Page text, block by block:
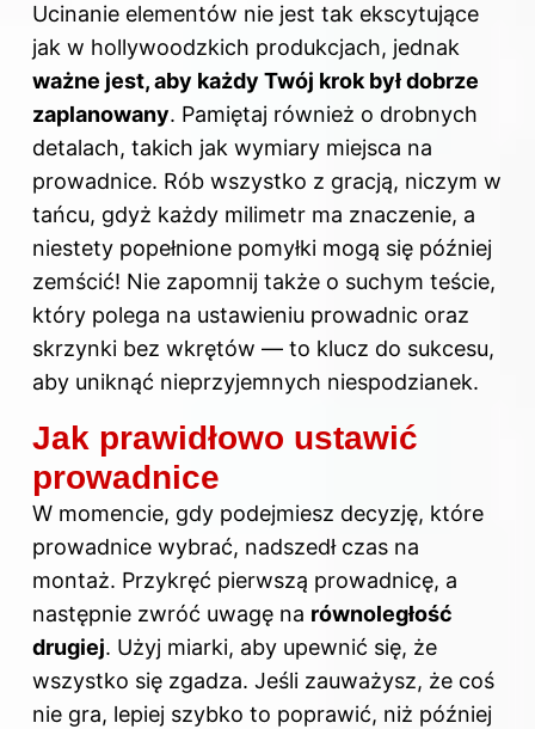
Ucinanie elementów nie jest tak ekscytujące
jak w hollywoodzkich produkcjach, jednak
ważne jest, aby każdy Twój krok był dobrze
zaplanowany. Pamiętaj również o drobnych
detalach, takich jak wymiary miejsca na
prowadnice. Rób wszystko z gracją, niczym w
tańcu, gdyż każdy milimetr ma znaczenie, a
niestety popełnione pomyłki mogą się później
zemścić! Nie zapomnij także o suchym teście,
który polega na ustawieniu prowadnic oraz
skrzynki bez wkrętów — to klucz do sukcesu,
aby uniknąć nieprzyjemnych niespodzianek.
Jak prawidłowo ustawić
prowadnice
W momencie, gdy podejmiesz decyzję, które
prowadnice wybrać, nadszedł czas na
montaż. Przykręć pierwszą prowadnicę, a
następnie zwróć uwagę na równoległość
drugiej. Użyj miarki, aby upewnić się, że
wszystko się zgadza. Jeśli zauważysz, że coś
nie gra, lepiej szybko to poprawić, niż później